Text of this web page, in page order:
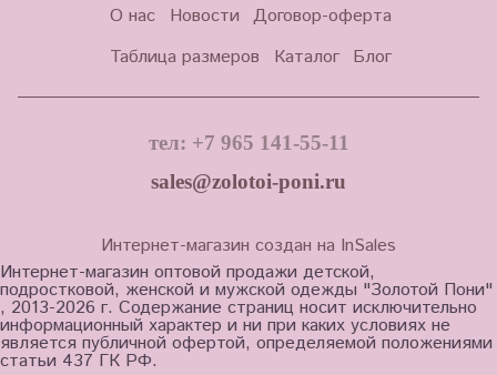
О нас
Новости Договор-оферта
Таблица размеров
Каталог Блог
тел: +7 965 141-55-11
sales@zolotoi-poni.ru
Интернет-магазин создан на InSales
Интернет-магазин оптовой продажи детской,
подростковой, женской и мужской одежды "Золотой Пони"
, 2013-2026 г. Содержание страниц носит исключительно
информационный характер и ни при каких условиях не
является публичной офертой, определяемой положениями
статьи 437 ГК РФ.